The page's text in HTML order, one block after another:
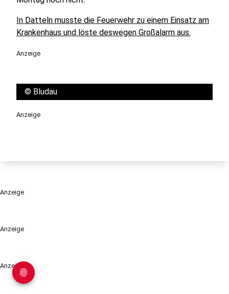
Anzeige
Anzeige
In Datteln musste die Feuerwehr zu einem Einsatz am
Krankenhaus und löste deswegen Großalarm aus.
Anzeige
© Bludau
Anzeige
Anzeige